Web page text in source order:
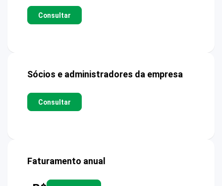
Consultar
Sócios e administradores da empresa
Consultar
Faturamento anual